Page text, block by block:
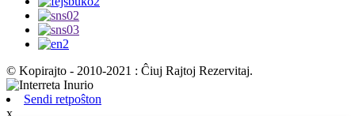
© Kopirajto - 2010-2021 : Ĉiuj Rajtoj Rezervitaj.
Sendi retpoŝton